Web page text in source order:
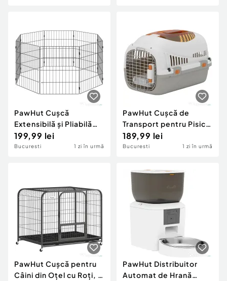
PawHut Cușcă
Extensibilă și Pliabilă
pentru Câini, 100 x 100
x 60 cm, Negru
199,99 lei
Bucuresti 1 zi în urmă
PawHut Cușcă de
Transport pentru Pisici
și Câini Mici până la 4 kg
din Plastic, cu
49x32x31 cm, Gri
189,99 lei
Bucuresti 1 zi în urmă
PawHut Cușcă pentru
Câini din Oțel cu Roți, 3
PawHut Distribuitor
Automat de Hrană